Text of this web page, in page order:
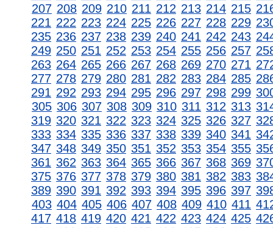
207 208 209 210 211 212 213 214 215
221 222 223 224 225 226 227 228 229
235 236 237 238 239 240 241 242 243
249 250 251 252 253 254 255 256 257
263 264 265 266 267 268 269 270 271
277 278 279 280 281 282 283 284 285
291 292 293 294 295 296 297 298 299
305 306 307 308 309 310 311 312 313
319 320 321 322 323 324 325 326 327
333 334 335 336 337 338 339 340 341
347 348 349 350 351 352 353 354 355
361 362 363 364 365 366 367 368 369
375 376 377 378 379 380 381 382 383
389 390 391 392 393 394 395 396 397
403 404 405 406 407 408 409 410 411
417 418 419 420 421 422 423 424 425